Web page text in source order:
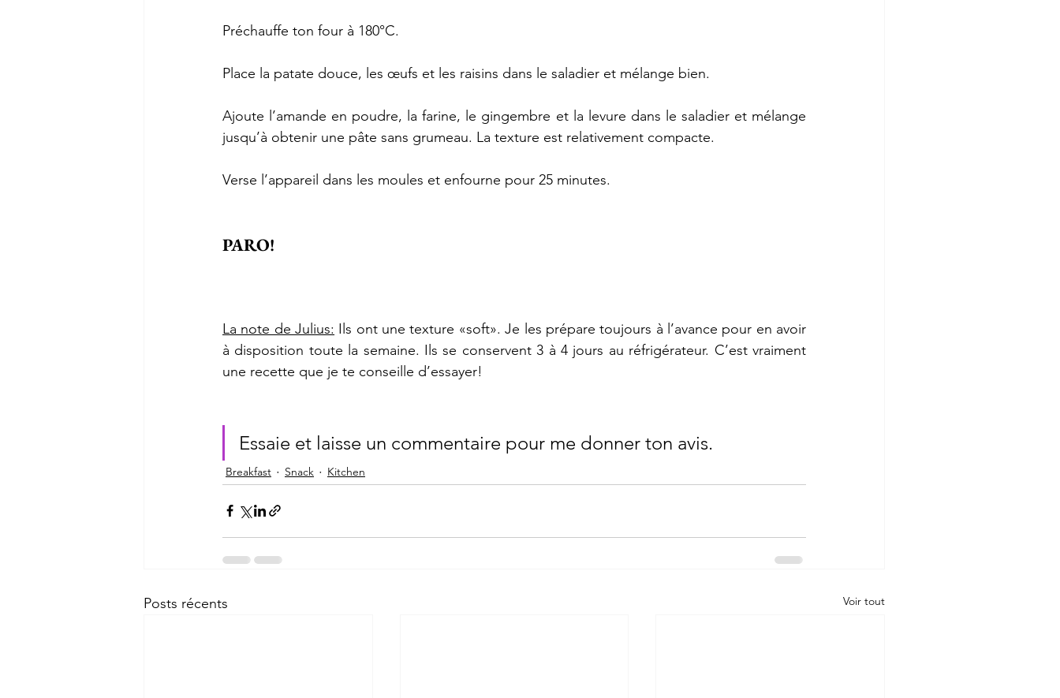
Préchauffe ton four à 180°C.
Place la patate douce, les œufs et les raisins dans le saladier et mélange bien.
Ajoute l’amande en poudre, la farine, le gingembre et la levure dans le saladier et mélange
jusqu’à obtenir une pâte sans grumeau. La texture est relativement compacte.
Verse l’appareil dans les moules et enfourne pour 25 minutes.
PARO!
La note de Julius: Ils ont une texture «soft». Je les prépare toujours à l’avance pour en avoir
à disposition toute la semaine. Ils se conservent 3 à 4 jours au réfrigérateur. C’est vraiment
une recette que je te conseille d’essayer!
Essaie et laisse un commentaire pour me donner ton avis.
Breakfast Snack Kitchen
Posts récents Voir tout